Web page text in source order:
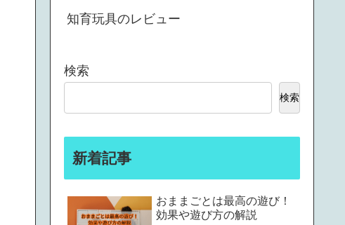
知育玩具のレビュー
検索
検索
新着記事
おままごとは最高の遊び！
効果や遊び方の解説